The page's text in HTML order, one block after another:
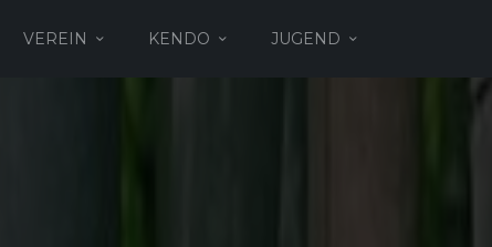
VEREIN KENDO JUGEND